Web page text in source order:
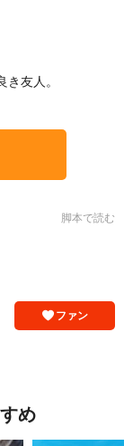
友人。
脚本で読む
ファン
め